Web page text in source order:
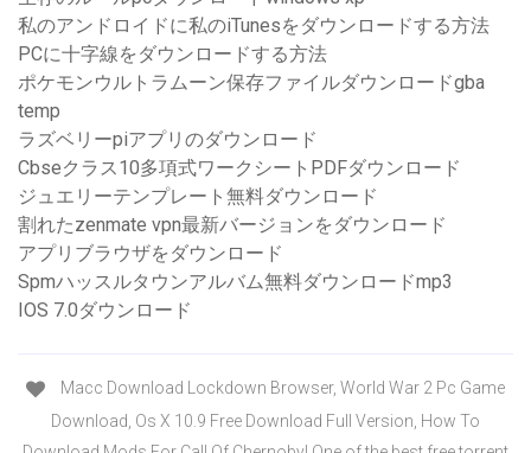
私のアンドロイドに私のiTunesをダウンロードする方法
PCに十字線をダウンロードする方法
ポケモンウルトラムーン保存ファイルダウンロードgba
temp
ラズベリーpiアプリのダウンロード
Cbseクラス10多項式ワークシートPDFダウンロード
ジュエリーテンプレート無料ダウンロード
割れたzenmate vpn最新バージョンをダウンロード
アプリブラウザをダウンロード
Spmハッスルタウンアルバム無料ダウンロードmp3
IOS 7.0ダウンロード
Macc Download Lockdown Browser, World War 2 Pc Game
Download, Os X 10.9 Free Download Full Version, How To